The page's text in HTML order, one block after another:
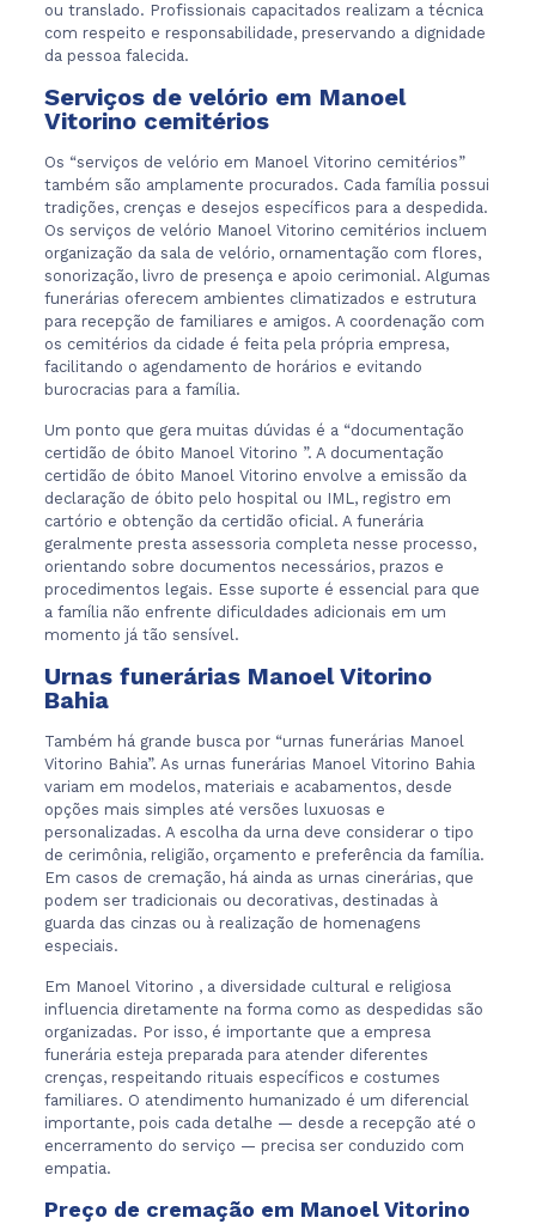
ou translado. Profissionais capacitados realizam a técnica
com respeito e responsabilidade, preservando a dignidade
da pessoa falecida.
Serviços de velório em Manoel
Vitorino cemitérios
Os “serviços de velório em Manoel Vitorino cemitérios”
também são amplamente procurados. Cada família possui
tradições, crenças e desejos específicos para a despedida.
Os serviços de velório Manoel Vitorino cemitérios incluem
organização da sala de velório, ornamentação com flores,
sonorização, livro de presença e apoio cerimonial. Algumas
funerárias oferecem ambientes climatizados e estrutura
para recepção de familiares e amigos. A coordenação com
os cemitérios da cidade é feita pela própria empresa,
facilitando o agendamento de horários e evitando
burocracias para a família.
Um ponto que gera muitas dúvidas é a “documentação
certidão de óbito Manoel Vitorino ”. A documentação
certidão de óbito Manoel Vitorino envolve a emissão da
declaração de óbito pelo hospital ou IML, registro em
cartório e obtenção da certidão oficial. A funerária
geralmente presta assessoria completa nesse processo,
orientando sobre documentos necessários, prazos e
procedimentos legais. Esse suporte é essencial para que
a família não enfrente dificuldades adicionais em um
momento já tão sensível.
Urnas funerárias Manoel Vitorino
Bahia
Também há grande busca por “urnas funerárias Manoel
Vitorino Bahia”. As urnas funerárias Manoel Vitorino Bahia
variam em modelos, materiais e acabamentos, desde
opções mais simples até versões luxuosas e
personalizadas. A escolha da urna deve considerar o tipo
de cerimônia, religião, orçamento e preferência da família.
Em casos de cremação, há ainda as urnas cinerárias, que
podem ser tradicionais ou decorativas, destinadas à
guarda das cinzas ou à realização de homenagens
especiais.
Em Manoel Vitorino , a diversidade cultural e religiosa
influencia diretamente na forma como as despedidas são
organizadas. Por isso, é importante que a empresa
funerária esteja preparada para atender diferentes
crenças, respeitando rituais específicos e costumes
familiares. O atendimento humanizado é um diferencial
importante, pois cada detalhe — desde a recepção até o
encerramento do serviço — precisa ser conduzido com
empatia.
Preço de cremação em Manoel Vitorino